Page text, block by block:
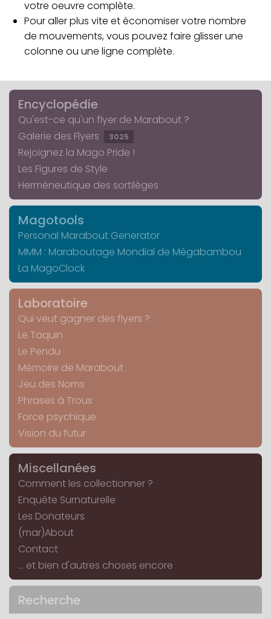
votre oeuvre complète.
Pour aller plus vite et économiser votre nombre
de mouvements, vous pouvez faire glisser une
colonne ou une ligne complète.
Encyclopédie
Qu'est-ce qu'un flyer de Marabout ?
Galerie des Flyers
3025
Rejoignez la Mago Pride !
Les Figures de Style
Herméneutique des sortilèges
Magotools
Personal Marabout Generator
MMM : Maraboutage Mondial de Mégabambou
La MagoClock
Laboratoire
Qui veut gagner des flyers ?
Le Taquin
Le Pendu
Mémoire de Marabout
Jeu des Noms
Phrases à Trous
Force psychique
Vision du futur
Miscellanées
Comment les collectionner ?
Enquête Surnaturelle
Les Donateurs
(mar)About
Contact
... et bien d'autres choses encore
Recherche